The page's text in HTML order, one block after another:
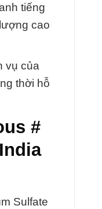
tiếng
cao
vụ của
thời hỗ
#
Sulfate